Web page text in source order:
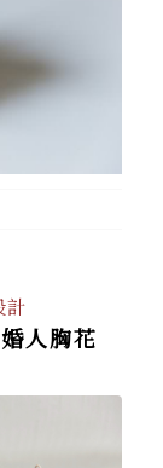
計
人胸花